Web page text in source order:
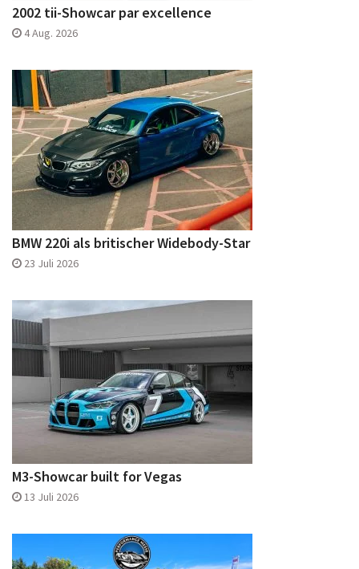
2002 tii-Showcar par excellence
4 Aug. 2026
BMW 220i als britischer Widebody-Star
23 Juli 2026
M3-Showcar built for Vegas
13 Juli 2026